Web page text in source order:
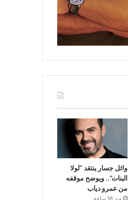
وائل جسار ينتقد “لولا
البنات”.. ويوضح موقفه
من عمرو دياب
منذ 16 ساعة